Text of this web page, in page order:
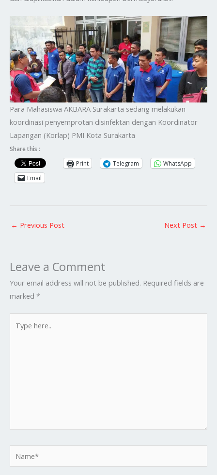
Para Mahasiswa AKBARA Surakarta sedang melakukan
koordinasi penyemprotan disinfektan dengan Koordinator
Lapangan (Korlap) PMI Kota Surakarta
Share this :
Print
Telegram
WhatsApp
Email
← Previous Post Next Post →
Leave a Comment
Your email address will not be published. Required fields are
marked *
here..